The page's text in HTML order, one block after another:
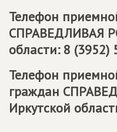
Телефон
СПРАВЕДЛИВАЯ
области: 8 (3952)
Телефон
граждан
Иркутской